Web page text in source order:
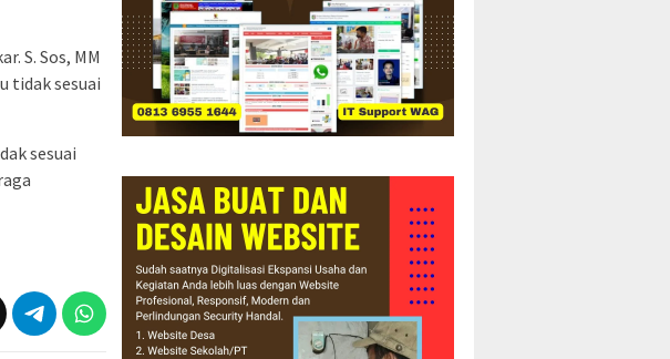
S. Sos, MM
tidak sesuai
sesuai